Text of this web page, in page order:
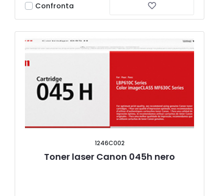
Confronta
1246C002
Toner laser Canon 045h nero